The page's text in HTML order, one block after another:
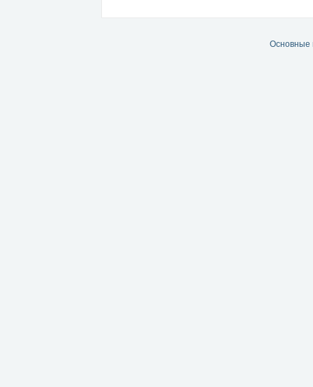
Основные